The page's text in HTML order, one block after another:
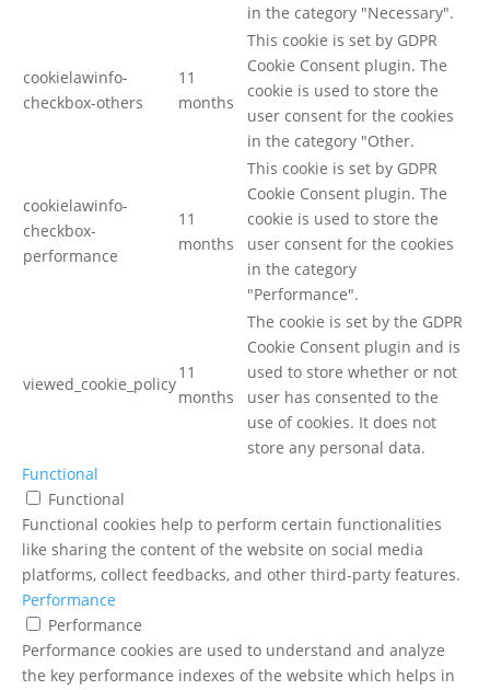
in the category "Necessary".
cookielawinfo-
checkbox-others
11
months
This cookie is set by GDPR
Cookie Consent plugin. The
cookie is used to store the
user consent for the cookies
in the category "Other.
cookielawinfo-
checkbox-
performance
11
months
This cookie is set by GDPR
Cookie Consent plugin. The
cookie is used to store the
user consent for the cookies
in the category
"Performance".
viewed_cookie_policy
11
months
The cookie is set by the GDPR
Cookie Consent plugin and is
used to store whether or not
user has consented to the
use of cookies. It does not
store any personal data.
Functional
Functional
Functional cookies help to perform certain functionalities
like sharing the content of the website on social media
platforms, collect feedbacks, and other third-party features.
Performance
Performance
Performance cookies are used to understand and analyze
the key performance indexes of the website which helps in